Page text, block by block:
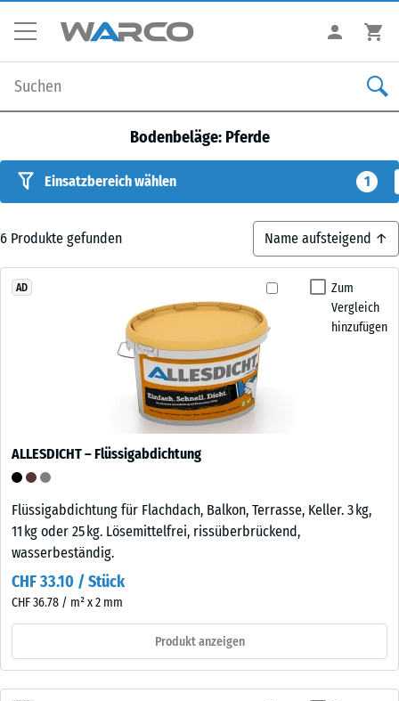
Bodenbeläge: Pferde
Einsatzbereich wählen 1
6 Produkte gefunden
Zum
Vergleich
hinzufügen
AD
ALLESDICHT – Flüssigabdichtung
Flüssigabdichtung für Flachdach, Balkon, Terrasse, Keller. 3 kg,
11 kg oder 25 kg. Lösemittelfrei, rissüberbrückend,
wasserbeständig.
CHF 33.10 / Stück
CHF 36.78 / m² x 2 mm
Produkt anzeigen